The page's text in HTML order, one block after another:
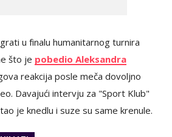
u finalu humanitarnog turnira
što je pobedio Aleksandra
reakcija posle meča dovoljno
Davajući intervju za "Sport Klub"
je knedlu i suze su same krenule.